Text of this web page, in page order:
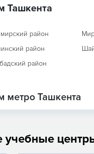
Ташкента
район
район
район
метро Ташкента
учебные